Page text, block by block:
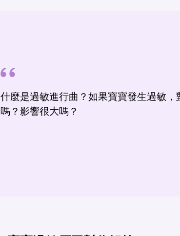
什麼是過敏進行曲？如果寶寶發生過敏
嗎？影響很大嗎？